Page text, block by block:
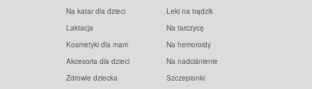
Na katar dla dzieci
Laktacja
Kosmetyki dla mam
Akcesoria dla dzieci
Zdrowie dziecka
Leki na trądzik
Na tarczycę
Na hemoroidy
Na nadciśnienie
Szczepionki